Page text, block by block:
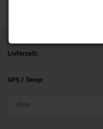
Art.Nr.:
Lieferzeit:
GPS / Temp: